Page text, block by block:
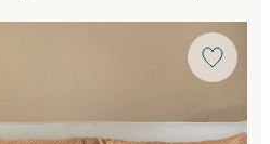
geo classic in Raso di